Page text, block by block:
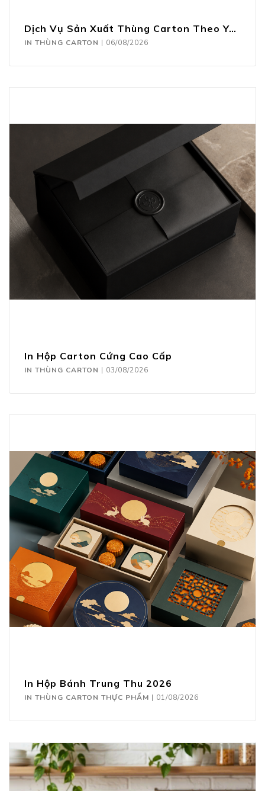
Dịch Vụ Sản Xuất Thùng Carton Theo Yêu Cầu
IN THÙNG CARTON | 06/08/2026
In Hộp Carton Cứng Cao Cấp
IN THÙNG CARTON | 03/08/2026
In Hộp Bánh Trung Thu 2026
IN THÙNG CARTON THỰC PHẨM | 01/08/2026